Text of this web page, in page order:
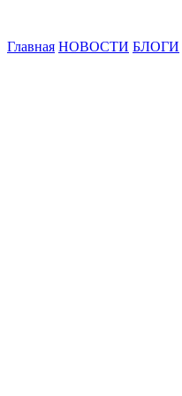
Главная НОВОСТИ БЛОГИ